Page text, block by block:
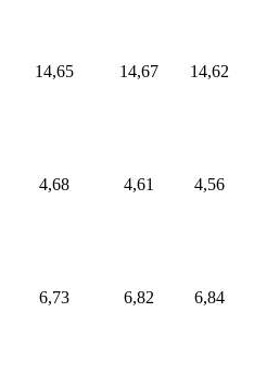
14,65 14,67 14,62
4,68 4,61 4,56
6,73 6,82 6,84